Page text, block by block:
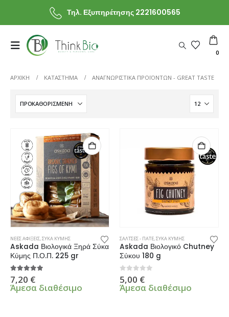
Τηλ. Εξυπηρέτησης 2221600565
0
ΑΡΧΙΚΗ ΚΑΤΆΣΤΗΜΑ ΑΝΑΓΝΩΡΙΣΤΙΚΆ ΠΡΟΪΌΝΤΩΝ - GREAT TASTE
ΝΕΕΣ ΑΦΙΞΕΙΣ,ΣΥΚΑ ΚΥΜΗΣ
Askada Βιολογικά Ξηρά Σύκα
Κύμης Π.Ο.Π. 225 gr
5.00από 5
7,20 €
Άμεσα διαθέσιμο
ΣΑΛΤΣΕΣ - ΠΑΤΕ,ΣΥΚΑ ΚΥΜΗΣ
Askada Βιολογικό Chutney
Σύκου 180 g
0 από 5
5,00 €
Άμεσα διαθέσιμο